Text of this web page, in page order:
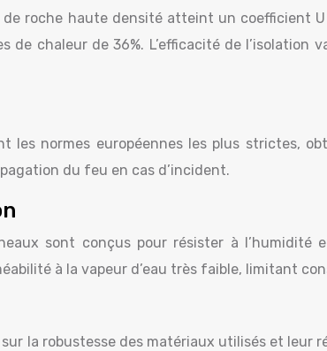
roche haute densité atteint un coefficient
chaleur de 36%. L’efficacité de
les normes européennes les plus strictes,
du feu en cas d’incident.
sont conçus pour résister à l’humidité
à la vapeur d’eau très faible, limitant
la robustesse des matériaux utilisés et